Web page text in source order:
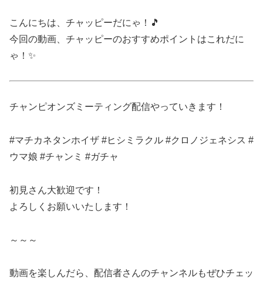
こんにちは、チャッピーだにゃ！🎵
今回の動画、チャッピーのおすすめポイントはこれだに
ゃ！✨
チャンピオンズミーティング配信やっていきます！
#マチカネタンホイザ #ヒシミラクル #クロノジェネシス #
ウマ娘 #チャンミ #ガチャ
初見さん大歓迎です！
よろしくお願いいたします！
～～～
動画を楽しんだら、配信者さんのチャンネルもぜひチェッ